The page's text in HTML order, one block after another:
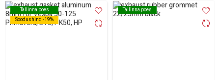
Tallinna poes
Soodushind -19%
Tallinna poes
Soodushind -19%
Tallinna poes
Tallinna poes